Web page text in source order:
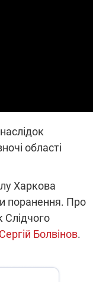
області
Харкова
поранення. Про
Слідчого
Сергій Болвінов.